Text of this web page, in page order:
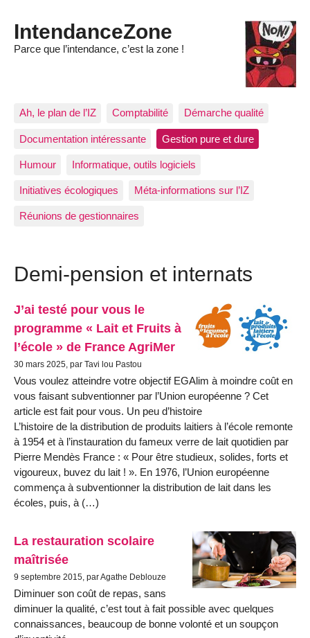
IntendanceZone
Parce que l’intendance, c’est la zone !
Ah, le plan de l’IZ Comptabilité Démarche qualité
Documentation intéressante Gestion pure et dure
Humour Informatique, outils logiciels
Initiatives écologiques Méta-informations sur l’IZ
Réunions de gestionnaires
Demi-pension et internats
J’ai testé pour vous le
programme « Lait et Fruits à
l’école » de France AgriMer
30 mars 2025, par Tavi lou Pastou
Vous voulez atteindre votre objectif EGAlim à moindre coût en
vous faisant subventionner par l’Union européenne ? Cet
article est fait pour vous. Un peu d’histoire
L’histoire de la distribution de produits laitiers à l’école remonte
à 1954 et à l’instauration du fameux verre de lait quotidien par
Pierre Mendès France : « Pour être studieux, solides, forts et
vigoureux, buvez du lait ! ». En 1976, l’Union européenne
commença à subventionner la distribution de lait dans les
écoles, puis, à (…)
La restauration scolaire
maîtrisée
9 septembre 2015, par Agathe Deblouze
Diminuer son coût de repas, sans
diminuer la qualité, c’est tout à fait possible avec quelques
connaissances, beaucoup de bonne volonté et un soupçon